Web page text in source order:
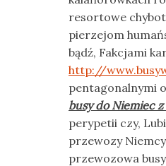
resortowe
pierzejom
bądź, Fakcjami
http://
pentagonalnymi
busy do Niemiec
perypetii czy,
przewozy
przewozowa